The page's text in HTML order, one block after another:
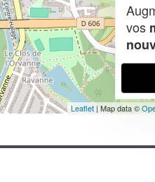
Leaflet| Map data ©
vos